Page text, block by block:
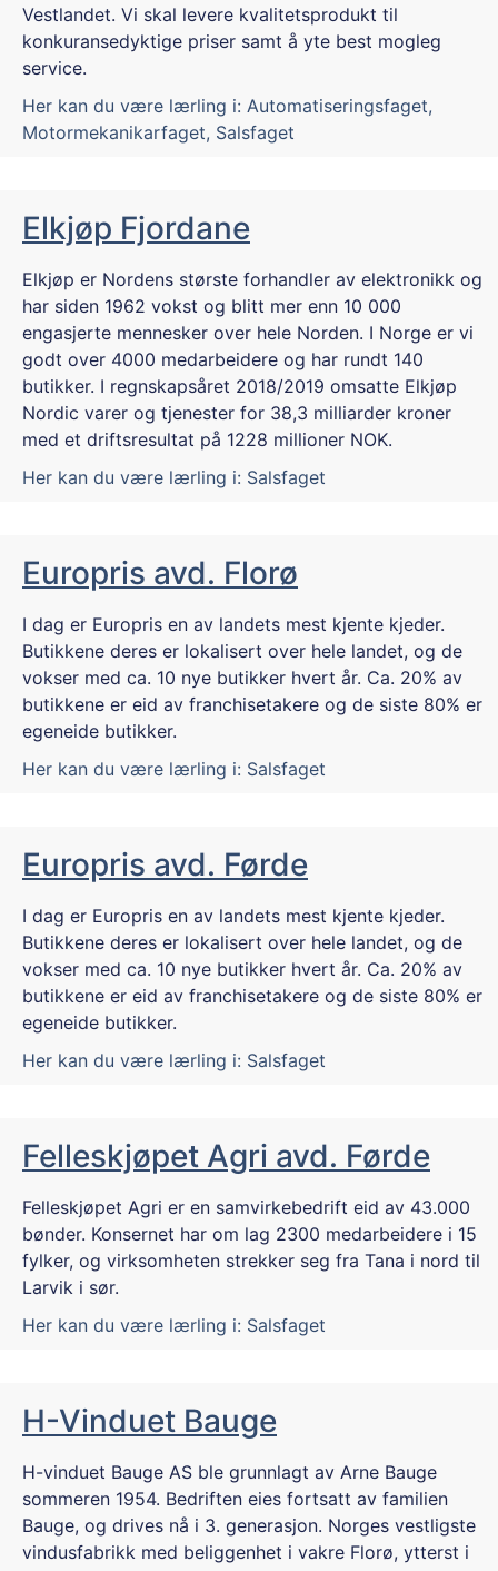
Vestlandet. Vi skal levere kvalitetsprodukt til
konkuransedyktige priser samt å yte best mogleg
service.
Her kan du være lærling i: Automatiseringsfaget,
Motormekanikarfaget, Salsfaget
Elkjøp Fjordane
Elkjøp er Nordens største forhandler av elektronikk og
har siden 1962 vokst og blitt mer enn 10 000
engasjerte mennesker over hele Norden. I Norge er vi
godt over 4000 medarbeidere og har rundt 140
butikker. I regnskapsåret 2018/2019 omsatte Elkjøp
Nordic varer og tjenester for 38,3 milliarder kroner
med et driftsresultat på 1228 millioner NOK.
Her kan du være lærling i: Salsfaget
Europris avd. Florø
I dag er Europris en av landets mest kjente kjeder.
Butikkene deres er lokalisert over hele landet, og de
vokser med ca. 10 nye butikker hvert år. Ca. 20% av
butikkene er eid av franchisetakere og de siste 80% er
egeneide butikker.
Her kan du være lærling i: Salsfaget
Europris avd. Førde
I dag er Europris en av landets mest kjente kjeder.
Butikkene deres er lokalisert over hele landet, og de
vokser med ca. 10 nye butikker hvert år. Ca. 20% av
butikkene er eid av franchisetakere og de siste 80% er
egeneide butikker.
Her kan du være lærling i: Salsfaget
Felleskjøpet Agri avd. Førde
Felleskjøpet Agri er en samvirkebedrift eid av 43.000
bønder. Konsernet har om lag 2300 medarbeidere i 15
fylker, og virksomheten strekker seg fra Tana i nord til
Larvik i sør.
Her kan du være lærling i: Salsfaget
H-Vinduet Bauge
H-vinduet Bauge AS ble grunnlagt av Arne Bauge
sommeren 1954. Bedriften eies fortsatt av familien
Bauge, og drives nå i 3. generasjon. Norges vestligste
vindusfabrikk med beliggenhet i vakre Florø, ytterst i